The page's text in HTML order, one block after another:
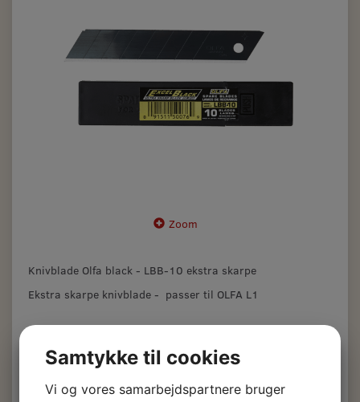
Zoom
Knivblade Olfa black - LBB-10 ekstra skarpe
Ekstra skarpe knivblade - passer til OLFA L1
Knivblade Olfa black -
LBB10
Samtykke til cookies
Vi og vores samarbejdspartnere bruger